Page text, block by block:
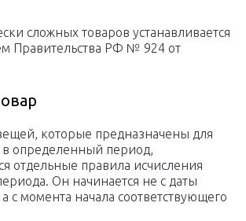
сложных товаров устанавливается
Правительства РФ № 924 от
которые предназначены для
в определенный период,
отдельные правила исчисления
Он начинается не с даты
с момента начала соответствующего